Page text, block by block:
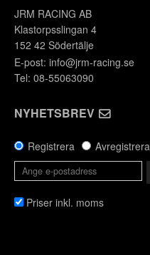
JRM RACING AB
Klastorpsslingan 4
152 42 Södertälje
E-post: info@jrm-racing.se
Tel: 08-55063090
NYHETSBREV
Registrera
Avregistrera
Priser inkl. moms